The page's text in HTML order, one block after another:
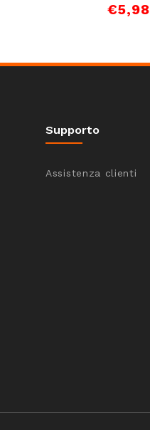
€5,98
Supporto
Assistenza clienti